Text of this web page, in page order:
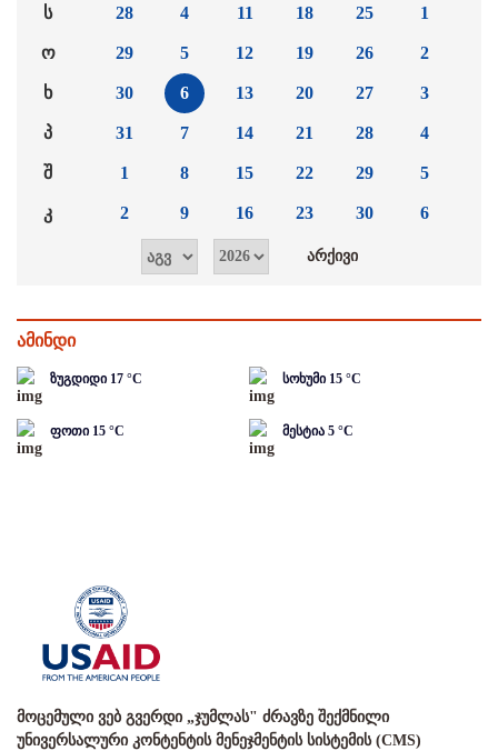
ს
ო
ხ
პ
შ
კ
28
29
30
31
1
2
4
5
6
7
8
9
11
12
13
14
15
16
18
19
20
21
22
23
25
26
27
28
29
30
1
2
3
4
5
6
ამინდი
ზუგდიდი 17 °C სოხუმი 15 °C
ფოთი 15 °C მესტია 5 °C
მოცემული ვებ გვერდი „ჯუმლას" ძრავზე შექმნილი
უნივერსალური კონტენტის მენეჯმენტის სისტემის (CMS)